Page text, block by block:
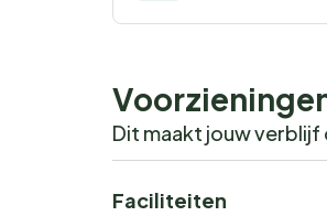
Dit maakt jouw
Faciliteiten